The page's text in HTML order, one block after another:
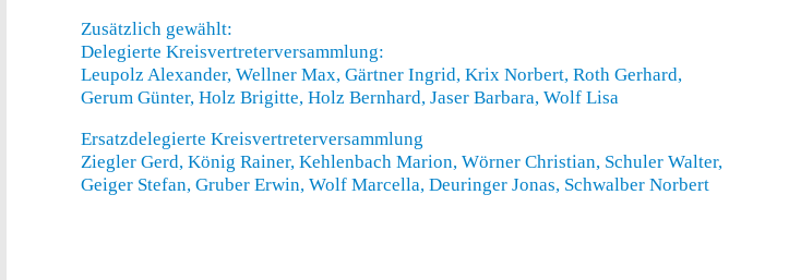
Zusätzlich gewählt:
Delegierte Kreisvertreterversammlung:
Leupolz Alexander, Wellner Max, Gärtner Ingrid, Krix Norbert, Roth Gerhard,
Gerum Günter, Holz Brigitte, Holz Bernhard, Jaser Barbara, Wolf Lisa
Ersatzdelegierte Kreisvertreterversammlung
Ziegler Gerd, König Rainer, Kehlenbach Marion, Wörner Christian, Schuler Walter,
Geiger Stefan, Gruber Erwin, Wolf Marcella, Deuringer Jonas, Schwalber Norbert